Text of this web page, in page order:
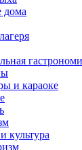
дома
и караоке
культура